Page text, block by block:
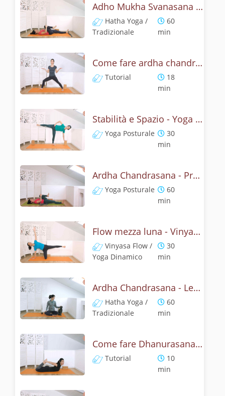
Adho Mukha Svanasana - Lezione yoga con la storia del cane
Hatha Yoga /
Tradizionale
60
min
Come fare ardha chandrasana, la posizione della mezza luna? Tutorial
Tutorial
18
min
Stabilità e Spazio - Yoga con la mezza luna
Yoga Posturale
30
min
Ardha Chandrasana - Pratica yoga con l'anatomia della mezza luna
Yoga Posturale
60
min
Flow mezza luna - Vinyasa yoga con ardha chandrasana
Vinyasa Flow /
Yoga Dinamico
30
min
Ardha Chandrasana - Lezione yoga con la storia della mezza luna
Hatha Yoga /
Tradizionale
60
min
Come fare Dhanurasana, la posizione dell' arco? Tutorial
Tutorial
10
min